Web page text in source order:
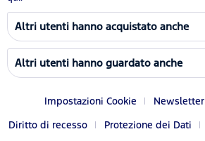
Altri utenti hanno acquistato anche
Altri utenti hanno guardato anche
Impostazioni Cookie Newsletter
Diritto di recesso
Protezione dei Dati